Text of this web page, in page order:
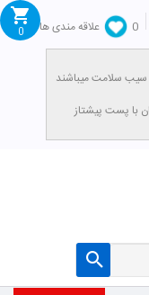
0
علاقه مندی ها
0